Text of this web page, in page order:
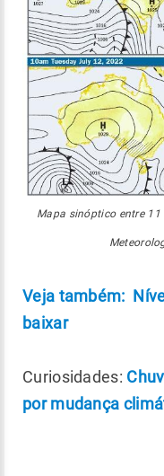
Mapa sinóptico entre 11
Veja também:
baixar
Curiosidades:
por mudança